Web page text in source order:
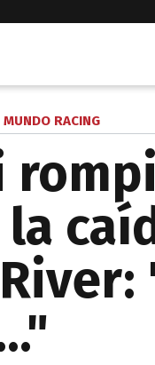
MUNDO RACING